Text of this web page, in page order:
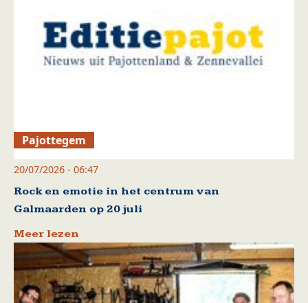
Pajottegem
20/07/2026 - 06:47
Rock en emotie in het centrum van
Galmaarden op 20 juli
Meer lezen